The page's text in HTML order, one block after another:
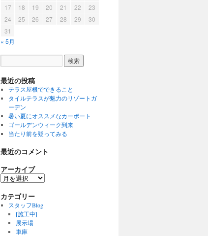
« 5月
17
18 19 20 21 22
23
24
25 26 27 28 29
30
31
最近の投稿
テラス屋根でできること
タイルテラスが魅力のリゾートガ
ーデン
暑い夏にオススメなカーポート
ゴールデンウィーク到来
当たり前を疑ってみる
最近のコメント
アーカイブ
カテゴリー
スタッフBlog
[施工中]
展示場
車庫